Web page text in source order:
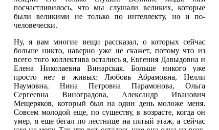
посчастливилось, что мы слушали великих, которые
были великими не только по интеллекту, но и по-
человечески.
Ну, я вам многие вещи рассказал, о которых сейчас
больше никто, наверно уже не скажет, потому что из
всего того коллектива остались я, Евгения Давыдовна и
Елена Николаевна Винарская. Больше никого уже
просто нет в живых: Любовь Абрамовна, Нелли
Наумовна, Нина Петровна Парамонова, Ольга
Сергеевна Виноградова, Александр Иванович
Мещеряков, который был на один день моложе меня.
Совсем молодой еще, по существу, в возрасте, когда он
умер, я еще бегал по лестнице на пятый этаж, а сейчас